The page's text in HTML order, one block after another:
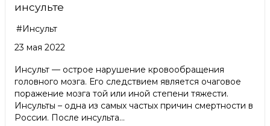
инсульте
#Инсульт
23 мая 2022
Инсульт — острое нарушение кровообращения
головного мозга. Его следствием является очаговое
поражение мозга той или иной степени тяжести.
Инсульты – одна из самых частых причин смертности в
России. После инсульта...